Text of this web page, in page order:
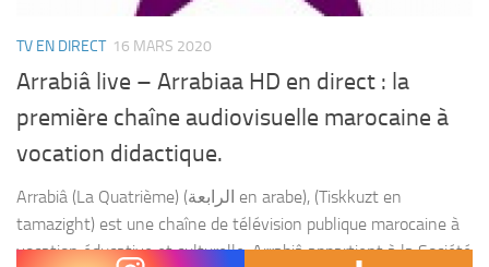
TV EN DIRECT 16 MARS 2020
Arrabiâ live – Arrabiaa HD en direct : la
première chaîne audiovisuelle marocaine à
vocation didactique.
Arrabiâ (La Quatrième) (الرابعة en arabe), (Tiskkuzt en
tamazight) est une chaîne de télévision publique marocaine à
vocation éducative et culturelle. Arrabiâ appartient à la Société